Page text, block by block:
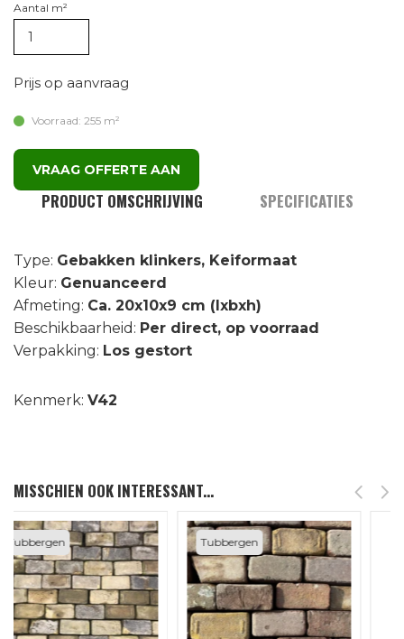
Aantal m²
Prijs op aanvraag
Voorraad: 255 m²
VRAAG OFFERTE AAN
PRODUCT OMSCHRIJVING SPECIFICATIES
Type: Gebakken klinkers, Keiformaat
Kleur: Genuanceerd
Afmeting: Ca. 20x10x9 cm (lxbxh)
Beschikbaarheid: Per direct, op voorraad
Verpakking: Los gestort
Kenmerk: V42
MISSCHIEN OOK INTERESSANT...
Tubbergen Tubbergen